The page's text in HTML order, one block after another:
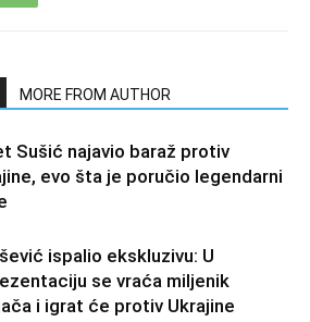
MORE FROM AUTHOR
Sušić najavio baraž protiv
evo šta je poručio legendarni
ispalio ekskluzivu: U
se vraća miljenik
i igrat će protiv Ukrajine